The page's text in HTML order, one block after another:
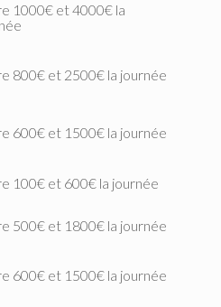
1000€ et 4000€ la
800€ et 2500€ la journée
600€ et 1500€ la journée
100€ et 600€ la journée
500€ et 1800€ la journée
600€ et 1500€ la journée